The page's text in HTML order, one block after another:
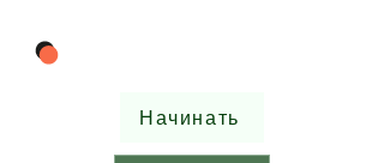
Начинать